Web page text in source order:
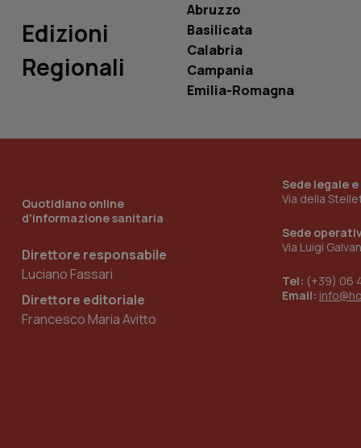
Edizioni
Regionali
Abruzzo
Basilicata
Calabria
Campania
Emilia-Romagna
Quotidiano online
d'informazione sanitaria
Direttore responsabile
Luciano Fassari
Direttore editoriale
Francesco Maria Avitto
Sede legale
Via della
Sede
Via Luigi
Tel: (+39) 06
Email:
Nome
_ga_0VMQEQKQ1N
Nome
__Secure-YNID